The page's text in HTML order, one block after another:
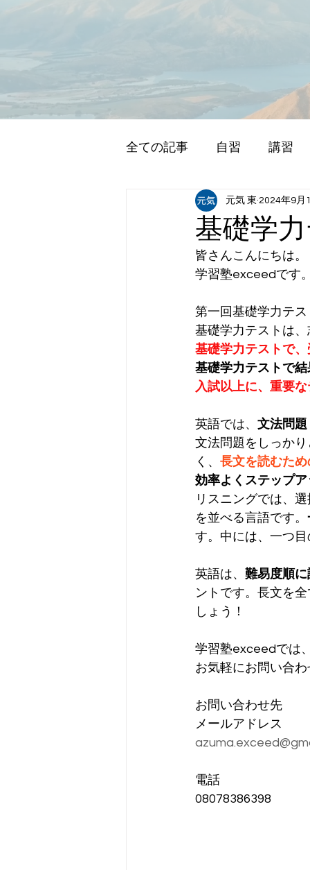
全ての記事 自習 講習
基礎学
元気 東 2024年9月
皆さんこんにちは。
学習塾exceedです
第一回基礎学力テ
基礎学力テストは
基礎学力テストで
基礎学力テストで
入試以上に、重要
英語では、 文法問
文法問題をしっか
く、 長文を読むた
効率よくステップ
リスニングでは、
を並べる言語です。
す。中には、一つ
英語は、 難易度順
ントです。長文を
しょう！
学習塾exceedでは
お気軽にお問い合
お問い合わせ先
メールアドレス
電話
08078386398